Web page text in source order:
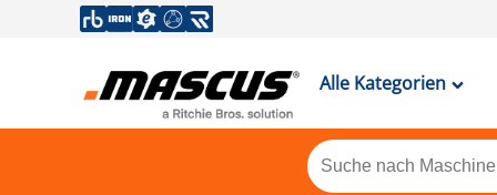
Alle Kategorien